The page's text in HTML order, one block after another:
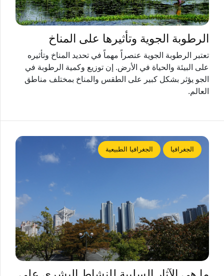
الرطوبة الجوية وتأثيرها على المناخ
تعتبر الرطوبة الجوية عنصراً مهماً في تحديد المناخ وتأثيره
على البيئة والحياة في الأرض. إن توزيع وكمية الرطوبة في
الجو يؤثر بشكل كبير على الطقس والمناخ بمختلف مناطق
العالم.
الجغرافيا الجغرافيا الطبيعية